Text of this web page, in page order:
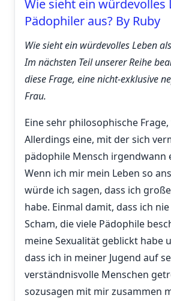
Wie sieht ein würdevolles
Pädophiler aus? By Ruby
Wie sieht ein würdevolles Leben
Im nächsten Teil unserer Reihe
diese Frage, eine nicht-exklusive
Frau.
Eine sehr philosophische
Allerdings eine, mit der sich
pädophile Mensch irgendwann
Wenn ich mir mein Leben so
würde ich sagen, dass ich
habe. Einmal damit, dass ich
Scham, die viele Pädophile
meine Sexualität geblickt habe
dass ich in meiner Jugend auf
verständnisvolle Menschen
sozusagen mit mir zusammen